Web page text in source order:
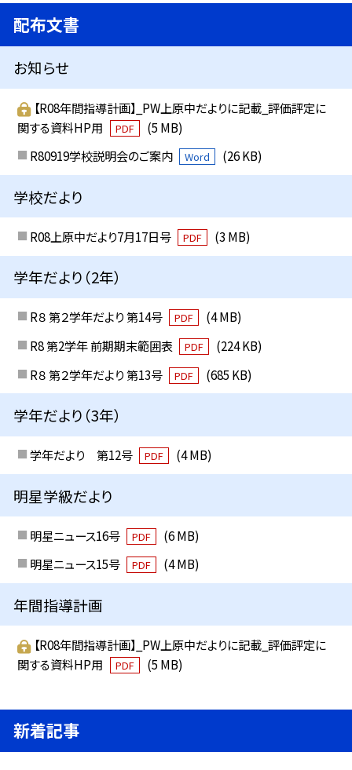
配布文書
お知らせ
【R08年間指導計画】_PW上原中だよりに記載_評価評定に
関する資料HP用
PDF
(5 MB)
R80919学校説明会のご案内
Word (26 KB)
学校だより
R08上原中だより7月17日号 PDF (3 MB)
学年だより（2年）
R８ 第２学年だより 第14号 PDF
(4 MB)
R8 第2学年 前期期末範囲表
PDF
(224 KB)
R８ 第２学年だより 第13号
PDF (685 KB)
学年だより（3年）
学年だより 第12号 PDF (4 MB)
明星学級だより
明星ニュース16号 PDF
(6 MB)
明星ニュース15号
PDF (4 MB)
年間指導計画
【R08年間指導計画】_PW上原中だよりに記載_評価評定に
関する資料HP用
PDF (5 MB)
新着記事